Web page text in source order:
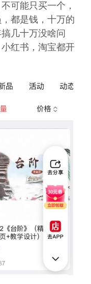
可能只买一个，
都是钱，十万的
几十万没啥问
红书，淘宝都开